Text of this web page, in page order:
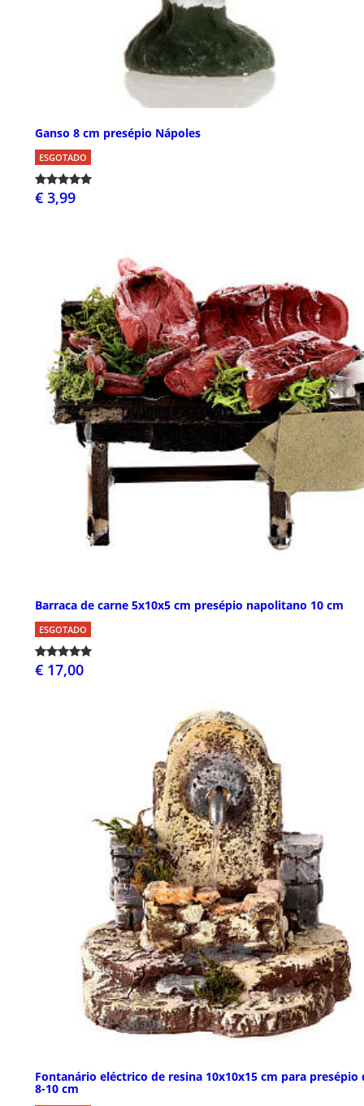
Ganso 8 cm presépio Nápoles
ESGOTADO
€ 3,99
Barraca de carne 5x10x5 cm presépio napolitano 10 cm
ESGOTADO
€ 17,00
Fontanário eléctrico de resina 10x10x15 cm para presépio
8-10 cm